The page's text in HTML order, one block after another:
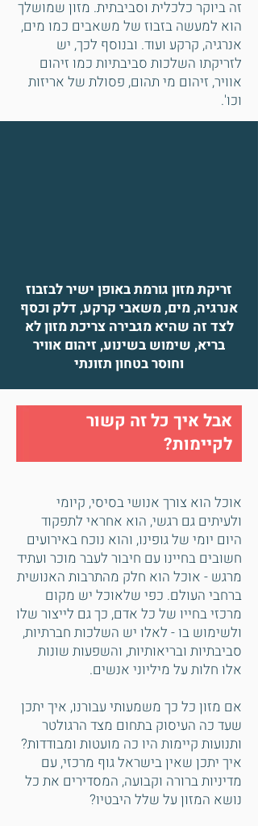
זה ביוקר כלכלית וסביבתית. מזון שמושלך
הוא למעשה בזבוז של משאבים כמו מים,
אנרגיה, קרקע ועוד. ובנוסף לכך, יש
לזריקתו השלכות סביבתיות כמו זיהום
אוויר, זיהום מי תהום, פסולת של אריזות
וכו'.
זריקת מזון גורמת באופן ישיר לבזבוז
אנרגיה, מים, משאבי קרקע, דלק וכסף
לצד זה שהיא מגבירה צריכת מזון לא
בריא, שימוש בשינוע, זיהום אוויר
וחוסר בטחון תזונתי
אבל איך כל זה קשור
לקיימות?
אוכל הוא צורך אנושי בסיסי, קיומי
ולעיתים גם רגשי, הוא אחראי לתפקוד
היום יומי של גופינו, והוא נוכח באירועים
חשובים בחיינו עם חיבור לעבר מוכר ועתיד
מרגש - אוכל הוא חלק מהתרבות האנושית
ברחבי העולם. כפי שלאוכל יש מקום
מרכזי בחייו של כל אדם, כך גם לייצור שלו
ולשימוש בו - לאלו יש השלכות חברתיות,
סביבתיות ובריאותיות, והשפעות שונות
אלו חלות על מיליוני אנשים.
אם מזון כל כך משמעותי עבורנו, איך יתכן
שעד כה העיסוק בתחום מצד הרגולטר
ותנועות קיימות היו כה מועטות ומבודדות?
איך יתכן שאין בישראל גוף מרכזי, עם
מדיניות ברורה וקבועה, המסדירים את כל
נושא המזון על שלל היבטיו?